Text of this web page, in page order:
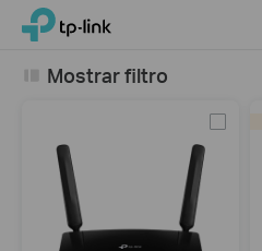
ClickTP-Link, Reliably Smart
Mostrar filtro